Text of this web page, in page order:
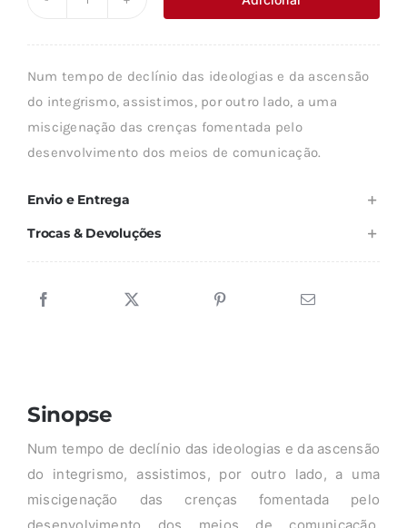
era:
é:
RELIGIÕES
MUNDO
Num tempo de declínio das ideologias e da ascensão
do integrismo, assistimos, por outro lado, a uma
miscigenação das crenças fomentada pelo
desenvolvimento dos meios de comunicação.
Envio e Entrega
Trocas & Devoluções
Sinopse
Num tempo de declínio das ideologias e da ascensão
do integrismo, assistimos, por outro lado, a uma
miscigenação das crenças fomentada pelo